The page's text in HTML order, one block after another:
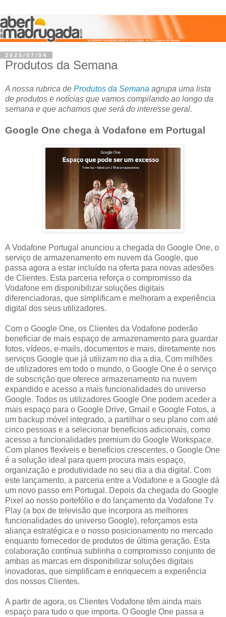
2025/07/04
Produtos da Semana
A nossa rubrica de Produtos da Semana agrupa uma lista
de produtos e notícias que vamos compilando ao longo da
semana e que achamos que será do interesse geral.
Google One chega à Vodafone em Portugal
A Vodafone Portugal anunciou a chegada do Google One, o
serviço de armazenamento em nuvem da Google, que
passa agora a estar incluído na oferta para novas adesões
de Clientes. Esta parceria reforça o compromisso da
Vodafone em disponibilizar soluções digitais
diferenciadoras, que simplificam e melhoram a experiência
digital dos seus utilizadores.
Com o Google One, os Clientes da Vodafone poderão
beneficiar de mais espaço de armazenamento para guardar
fotos, vídeos, e-mails, documentos e mais, diretamente nos
serviços Google que já utilizam no dia a dia. Com milhões
de utilizadores em todo o mundo, o Google One é o serviço
de subscrição que oferece armazenamento na nuvem
expandido e acesso a mais funcionalidades do universo
Google. Todos os utilizadores Google One podem aceder a
mais espaço para o Google Drive, Gmail e Google Fotos, a
um backup móvel integrado, a partilhar o seu plano com até
cinco pessoas e a selecionar benefícios adicionais, como
acesso a funcionalidades premium do Google Workspace.
Com planos flexíveis e benefícios crescentes, o Google One
é a solução ideal para quem procura mais espaço,
organização e produtividade no seu dia a dia digital. Com
este lançamento, a parceria entre a Vodafone e a Google dá
um novo passo em Portugal. Depois da chegada do Google
Pixel ao nosso portefólio e do lançamento da Vodafone Tv
Play (a box de televisão que incorpora as melhores
funcionalidades do universo Google), reforçamos esta
aliança estratégica e o nosso posicionamento no mercado
enquanto fornecedor de produtos de última geração. Esta
colaboração contínua sublinha o compromisso conjunto de
ambas as marcas em disponibilizar soluções digitais
inovadoras, que simplificam e enriquecem a experiência
dos nossos Clientes.
A partir de agora, os Clientes Vodafone têm ainda mais
espaço para tudo o que importa. O Google One passa a